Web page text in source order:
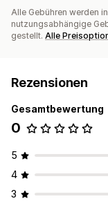
Alle Gebühren werden
nutzungsabhängige
gestellt. Alle
Rezensionen
Gesamtbewertung
0
5
4
3